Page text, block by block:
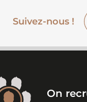
Suivez-nous !
On